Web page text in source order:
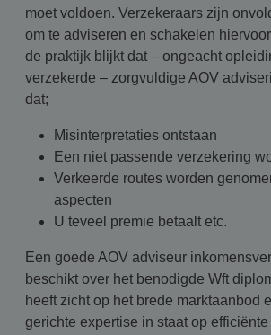
moet voldoen. Verzekeraars zijn
om te adviseren en schakelen
de praktijk blijkt dat – ongeacht
verzekerde – zorgvuldige AOV
dat;
Misinterpretaties ontstaan
Een niet passende verzekering
Verkeerde routes worden
aspecten
U teveel premie betaalt etc.
Een goede AOV adviseur
beschikt over het benodigde Wft
heeft zicht op het brede marktaanbod
gerichte expertise in staat op